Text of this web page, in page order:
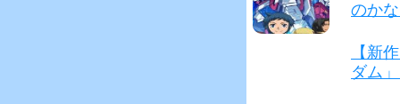
のか
【新
ダム